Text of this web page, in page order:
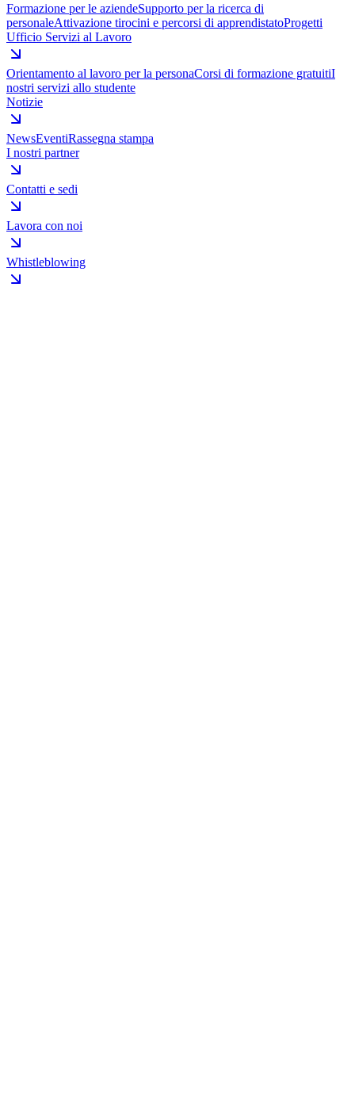
Formazione per le aziendeSupporto per la ricerca di
personaleAttivazione tirocini e percorsi di apprendistatoProgetti
Ufficio Servizi al Lavoro
Orientamento al lavoro per la personaCorsi di formazione gratuitiI
nostri servizi allo studente
Notizie
NewsEventiRassegna stampa
I nostri partner
Contatti e sedi
Lavora con noi
Whistleblowing